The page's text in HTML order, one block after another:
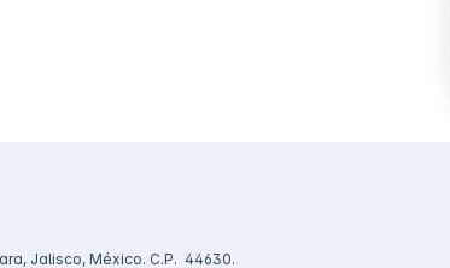
Jalisco, México. C.P. 44630.